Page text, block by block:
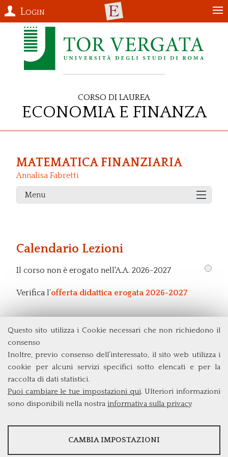
Questo sito utilizza i Cookie necessari che non richiedono il
consenso
Inoltre, previo consenso dell’interessato, il sito web utilizza i
cookie per alcuni servizi specifici sotto elencati e per la
raccolta di dati statistici.
Puoi cambiare le tue impostazioni qui. Ulteriori informazioni
sono disponibili nella nostra informativa sulla privacy
STATISTICHE
CAMBIA IMPOSTAZIONI
Login
Corso di Laurea
Economia e Finanza
MATEMATICA FINANZIARIA
Annalisa Fabretti
Menu
Calendario Lezioni
Il corso non è erogato nell'A.A. 2026-2027
Verifica l’offerta didattica erogata 2026-2027
Università degli Studi di Roma Tor Vergata
Via Columbia, 2
00133 Roma (Italia)
Tel. +39 06 7259 5715
triennio@clef.uniroma2.it